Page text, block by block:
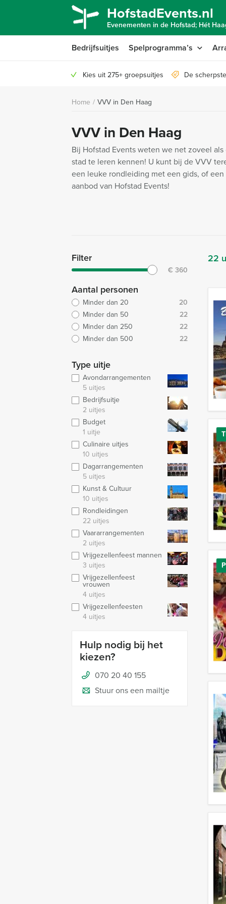
HofstadEvents.nl
Evenementen in de Hofstad; Hét
Bedrijfsuitjes Spelprogramma’s
Kies uit 275+ groepsuitjes De
Home / VVV in Den Haag
VVV in Den Haag
Bij Hofstad Events weten we net zoveel
stad te leren kennen! U kunt bij de VVV
een leuke rondleiding met een gids, of
aanbod van Hofstad Events!
Filter
€ 360
Aantal personen
Minder dan 20
20
Minder dan 50
22
Minder dan 250
22
Minder dan 500
22
Type uitje
Avondarrangementen
5 uitjes
Bedrijfsuitje
2 uitjes
Budget
1 uitje
Culinaire uitjes
10 uitjes
Dagarrangementen
5 uitjes
Kunst & Cultuur
10 uitjes
Rondleidingen
22 uitjes
Vaararrangementen
2 uitjes
Vrijgezellenfeest mannen
3 uitjes
Vrijgezellenfeest
vrouwen
4 uitjes
Vrijgezellenfeesten
4 uitjes
Hulp nodig bij het
kiezen?
070 20 40 155
Stuur ons een mailtje
22